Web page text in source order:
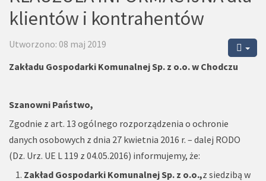
klientów i kontrahentów
Utworzono: 08 maj 2019
Zakładu Gospodarki Komunalnej Sp. z o.o. w Chodczu
Szanowni Państwo,
Zgodnie z art. 13 ogólnego rozporządzenia o ochronie
danych osobowych z dnia 27 kwietnia 2016 r. – dalej RODO
(Dz. Urz. UE L 119 z 04.05.2016) informujemy, że:
Zakład Gospodarki Komunalnej Sp. z o.o.,z siedzibą w